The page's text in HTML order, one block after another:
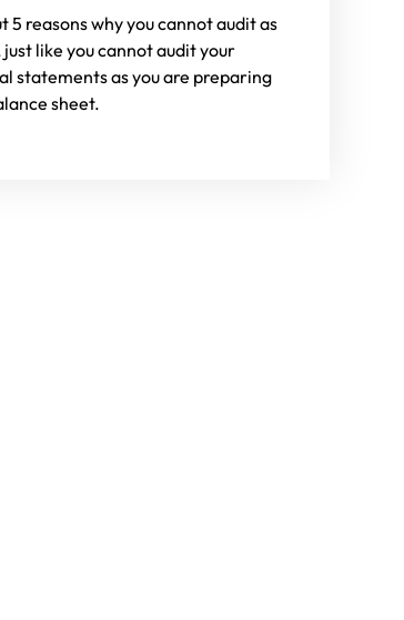
5 reasons why you cannot audit as
just like you cannot audit your
statements as you are preparing
sheet.